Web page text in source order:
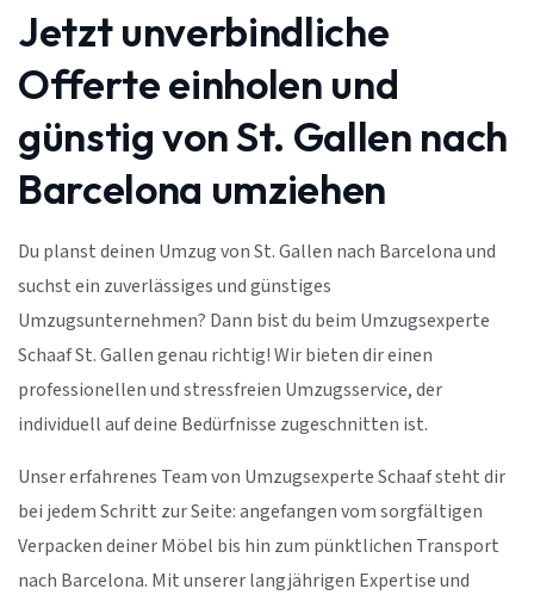
Jetzt unverbindliche
Offerte einholen und
günstig von St. Gallen nach
Barcelona umziehen
Du planst deinen Umzug von St. Gallen nach Barcelona und
suchst ein zuverlässiges und günstiges
Umzugsunternehmen? Dann bist du beim Umzugsexperte
Schaaf St. Gallen genau richtig! Wir bieten dir einen
professionellen und stressfreien Umzugsservice, der
individuell auf deine Bedürfnisse zugeschnitten ist.
Unser erfahrenes Team von Umzugsexperte Schaaf steht dir
bei jedem Schritt zur Seite: angefangen vom sorgfältigen
Verpacken deiner Möbel bis hin zum pünktlichen Transport
nach Barcelona. Mit unserer langjährigen Expertise und